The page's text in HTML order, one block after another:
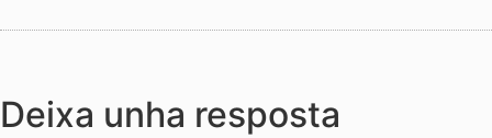
Deixa unha resposta